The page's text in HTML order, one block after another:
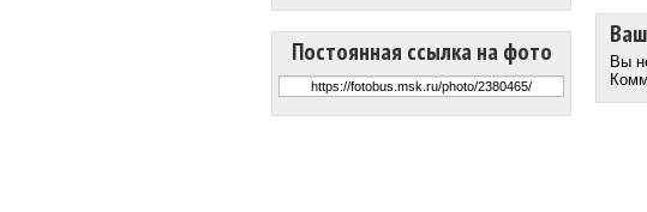
Постоянная ссылка на фото Вы